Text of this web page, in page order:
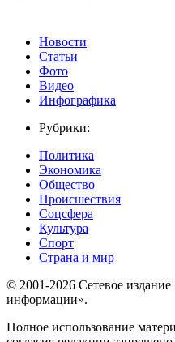
Новости
Статьи
Фото
Видео
Инфографика
Рубрики:
Политика
Экономика
Общество
Происшествия
Соцсфера
Культура
Спорт
Страна и мир
© 2001-2026 Сетевое издание
информации».
Полное использование